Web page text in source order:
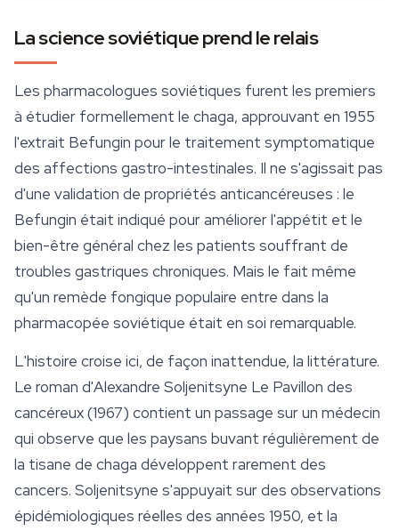
La science soviétique prend le relais
Les pharmacologues soviétiques furent les premiers
à étudier formellement le chaga, approuvant en 1955
l'extrait Befungin pour le traitement symptomatique
des affections gastro-intestinales. Il ne s'agissait pas
d'une validation de propriétés anticancéreuses : le
Befungin était indiqué pour améliorer l'appétit et le
bien-être général chez les patients souffrant de
troubles gastriques chroniques. Mais le fait même
qu'un remède fongique populaire entre dans la
pharmacopée soviétique était en soi remarquable.
L'histoire croise ici, de façon inattendue, la littérature.
Le roman d'Alexandre Soljenitsyne Le Pavillon des
cancéreux(1967) contient un passage sur un médecin
qui observe que les paysans buvant régulièrement de
la tisane de chaga développent rarement des
cancers. Soljenitsyne s'appuyait sur des observations
épidémiologiques réelles des années 1950, et la